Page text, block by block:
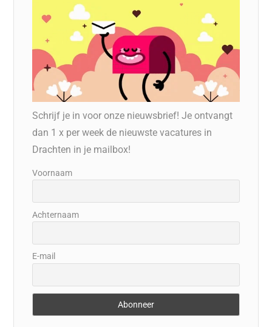
Schrijf je in voor onze nieuwsbrief! Je ontvangt
dan 1 x per week de nieuwste vacatures in
Drachten in je mailbox!
Voornaam
Achternaam
E-mail